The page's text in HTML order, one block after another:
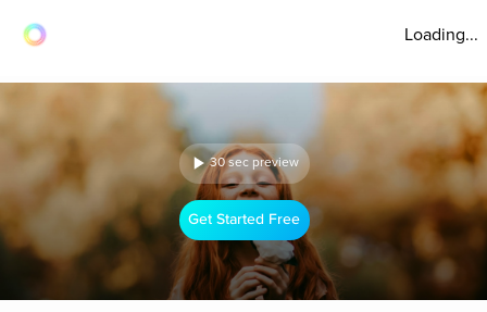
Loading...
30 sec preview
Get Started Free